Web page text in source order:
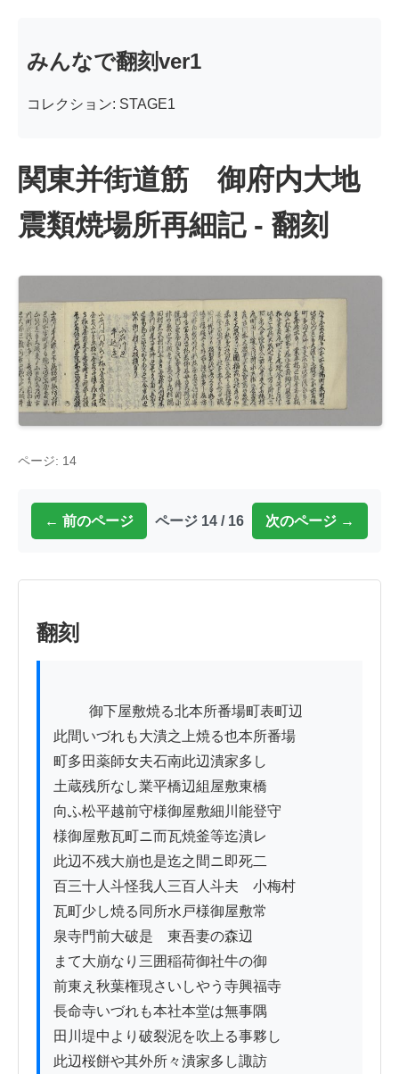
みんなで翻刻ver1
コレクション: STAGE1
関東并街道筋 御府内大地
震類焼場所再細記 - 翻刻
ページ: 14
← 前のページ ページ 14 / 16 次のページ →
翻刻
此間いづれも大潰之上焼る也本所番場
町多田薬師女夫石南此辺潰家多し
土蔵残所なし業平橋辺組屋敷東橋
向ふ松平越前守様御屋敷細川能登守
様御屋敷瓦町ニ而瓦焼釜等迄潰レ
此辺不残大崩也是迄之間ニ即死二
百三十人斗怪我人三百人斗夫ゟ小梅村
瓦町少し焼る同所水戸様御屋敷常
泉寺門前大破是ゟ東吾妻の森辺
まて大崩なり三囲稲荷御社牛の御
前東え秋葉権現さいしやう寺興福寺
長命寺いづれも本社本堂は無事隅
田川堤中より破裂泥を吹上る事夥し
此辺桜餅や其外所々潰家多し諏訪